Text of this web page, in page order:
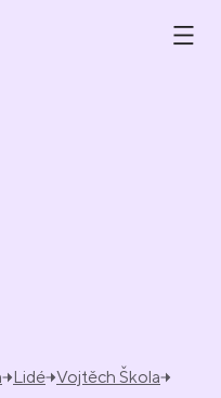
Lidé Vojtěch Škola